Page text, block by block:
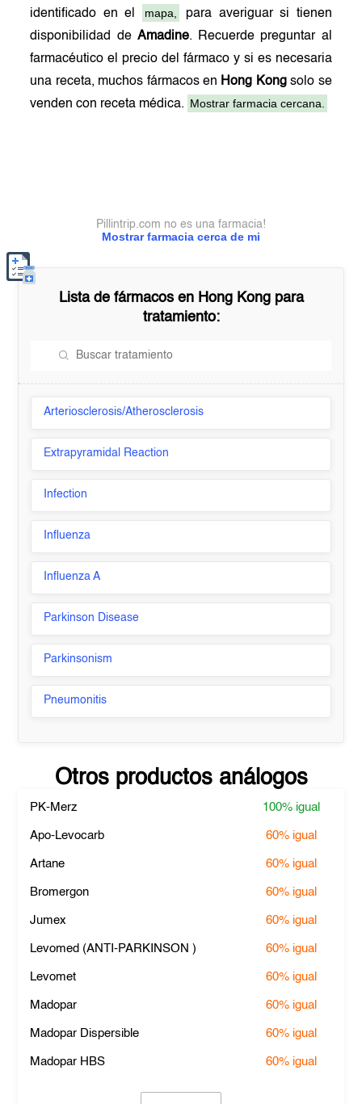
identificado en el mapa,
para averiguar si tienen
disponibilidad de Amadine. Recuerde preguntar al
farmacéutico el precio del fármaco y si es necesaria
una receta, muchos fármacos en Hong Kongsolo se
venden con receta médica. Mostrar farmacia cercana.
Mostrar farmacia cerca de mi
Pillintrip.com no es una farmacia!
Lista de fármacos en Hong Kongpara
tratamiento:
Arteriosclerosis/Atherosclerosis
Extrapyramidal Reaction
Infection
Influenza
Influenza A
Parkinson Disease
Parkinsonism
Pneumonitis
Otros productos análogos
PK-Merz 100% igual
Apo-Levocarb 60% igual
Artane 60% igual
Bromergon 60% igual
Jumex 60% igual
Levomed (ANTI-PARKINSON ) 60% igual
Levomet 60% igual
Madopar 60% igual
Madopar Dispersible 60% igual
Madopar HBS 60% igual